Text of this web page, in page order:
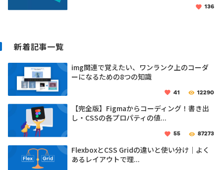
136
新着記事一覧
img関連で覚えたい、ワンランク上のコーダ
ーになるための8つの知識
41 12290
【完全版】Figmaからコーディング！書き出
し・CSSの各プロパティの値...
55 87273
FlexboxとCSS Gridの違いと使い分け｜よく
あるレイアウトで理...